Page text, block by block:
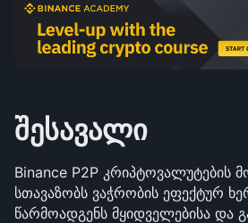
შესავალი
Binance P2P კრიპტოვალუტების
სთავაზობს ვაჭრობის ეფექტურ
წარმოადგენს მყიდველებისა და